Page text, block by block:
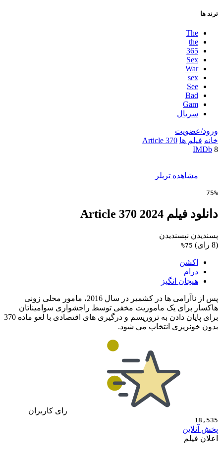
ترند ها
The
the
365
Sex
War
sex
See
Bad
Gam
سریال
ورود/عضویت
خانه فیلم ها Article 370
IMDb 8
مشاهده تریلر
75%
دانلود فیلم Article 370 2024
پسندیدن نپسندیدن
(8 رای)
75%
اکشن
درام
هیجان انگیز
پس از ناآرامی ها در کشمیر در سال 2016، مامور محلی زونی
هاکسار برای یک ماموریت مخفی توسط راجشواری سوامیناتان
برای پایان دادن به تروریسم و ​​درگیری های اقتصادی با لغو ماده 370
بدون خونریزی انتخاب می شود.
رای کاربران
18,535
پخش آنلاین
اعلان فیلم